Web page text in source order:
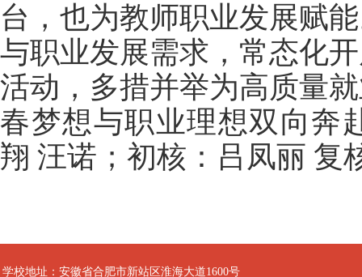
台，也为教师职业发展赋
与职业发展需求，常态化
活动，多措并举为高质量
春梦想与职业理想双向奔
翔 汪诺；初核： 吕凤丽 复
学校地址：安徽省合肥市新站区淮海大道1600号